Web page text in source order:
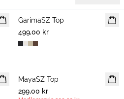
GarimaSZ Top
499,00 kr
MEDLEMSERBJUDANDE
MayaSZ Top
299,00 kr